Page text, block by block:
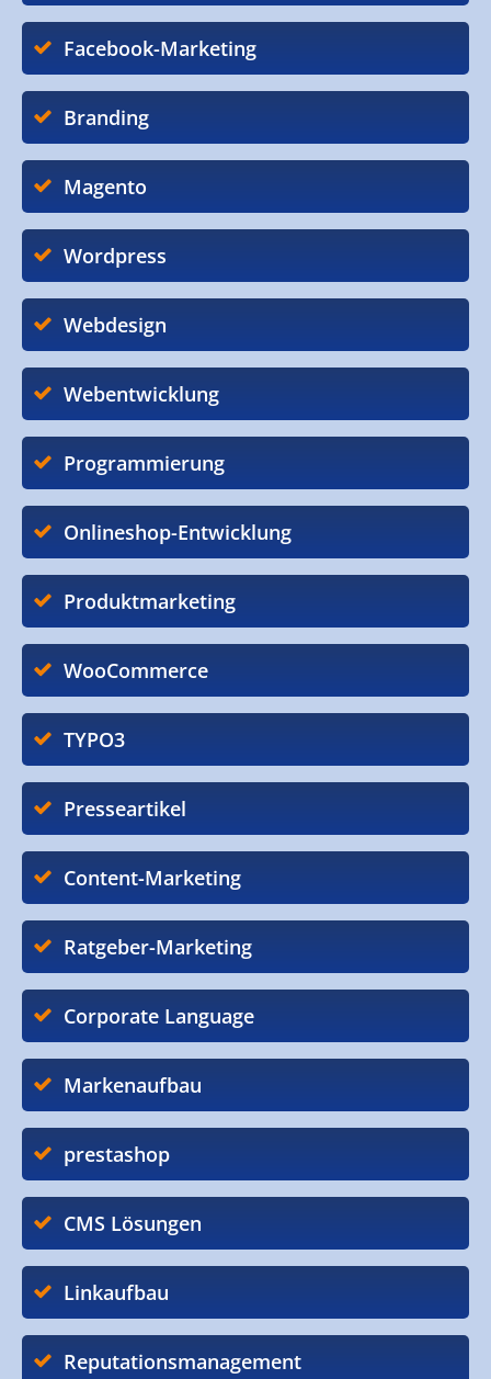
Facebook-Marketing
Branding
Magento
Wordpress
Webdesign
Webentwicklung
Programmierung
Onlineshop-Entwicklung
Produktmarketing
WooCommerce
TYPO3
Presseartikel
Content-Marketing
Ratgeber-Marketing
Corporate Language
Markenaufbau
prestashop
CMS Lösungen
Linkaufbau
Reputationsmanagement